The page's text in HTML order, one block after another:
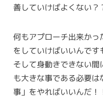
善していけばよくない？
何もアプローチ出来か
をしていけばいいんです
そして身動きできない
も大きな事である必要
事」をやればいいんだ！